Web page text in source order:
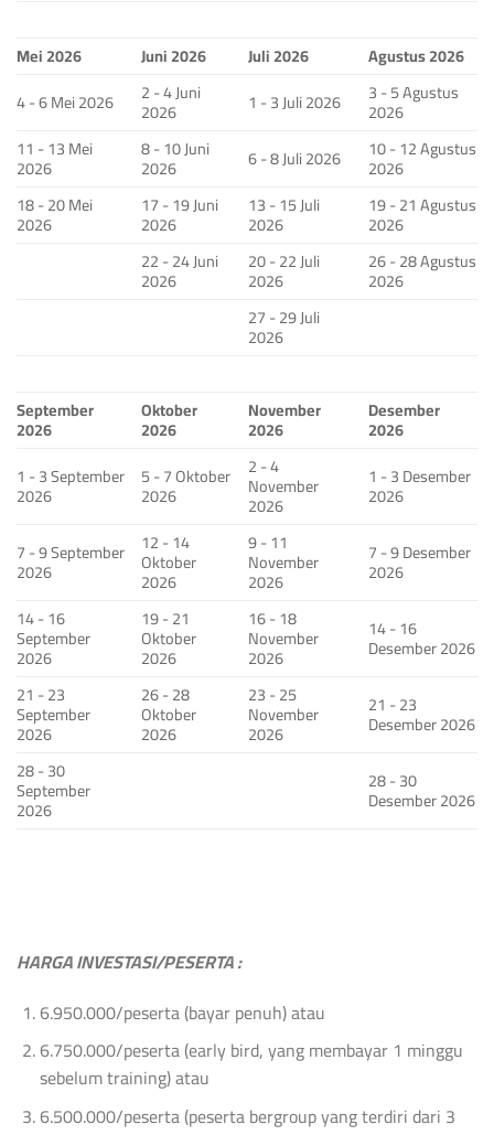
Mei 2026 Juni 2026 Juli 2026
Agustus 2026
4 - 6 Mei 2026
2 - 4 Juni
2026 1 - 3 Juli 2026 3 - 5 Agustus
2026
11 - 13 Mei
2026
8 - 10 Juni
2026 6 - 8 Juli 2026 10 - 12 Agustus
2026
18 - 20 Mei
2026
17 - 19 Juni
2026
13 - 15 Juli
2026
19 - 21 Agustus
2026
22 - 24 Juni
2026
20 - 22 Juli
2026
26 - 28 Agustus
2026
27 - 29 Juli
2026
September
2026
Oktober
2026
November
2026
Desember
2026
1 - 3 September
2026
5 - 7 Oktober
2026
2 - 4
November
2026
1 - 3 Desember
2026
7 - 9 September
2026
12 - 14
Oktober
2026
9 - 11
November
2026
7 - 9 Desember
2026
14 - 16
September
2026
19 - 21
Oktober
2026
16 - 18
November
2026
14 - 16
Desember 2026
21 - 23
September
2026
26 - 28
Oktober
2026
23 - 25
November
2026
21 - 23
Desember 2026
28 - 30
September
2026
28 - 30
Desember 2026
HARGA INVESTASI/PESERTA :
6.950.000/peserta (bayar penuh) atau
6.750.000/peserta (early bird, yang membayar 1 minggu
sebelum training) atau
6.500.000/peserta (peserta bergroup yang terdiri dari 3